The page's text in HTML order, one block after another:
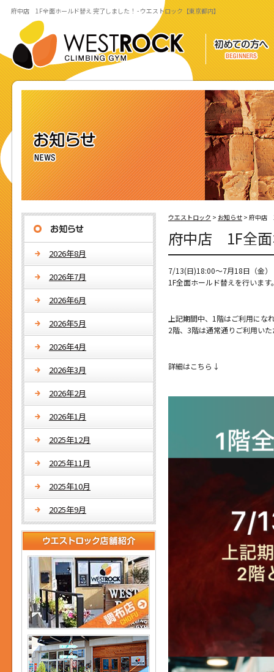
府中店 1F全面ホールド替え 完了しました！ - ウエストロック【東京都内】
ウエストロック > お知らせ > 府中店
府中店 1F全面
7/13(日)18:00～7月18日（金）
1F全面ホールド替えを行います
上記期間中、1階はご利用にな
2階、3階は通常通りご利用い
詳細はこちら↓
2026年8月
2026年7月
2026年6月
2026年5月
2026年4月
2026年3月
2026年2月
2026年1月
2025年12月
2025年11月
2025年10月
2025年9月